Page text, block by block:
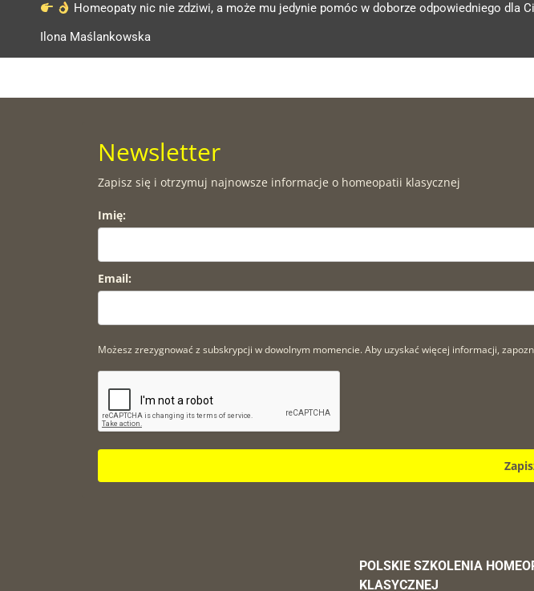
Homeopaty nic nie zdziwi, a może mu jedynie pomóc w doborze odpowiedniego dla
Ilona Maślankowska
Newsletter
Zapisz się i otrzymuj najnowsze informacje o homeopatii klasycznej
Imię:
Email:
Możesz zrezygnować z subskrypcji w dowolnym momencie. Aby uzyskać więcej informacji,
POLSKIE SZKOLENIA
KLASYCZNEJ